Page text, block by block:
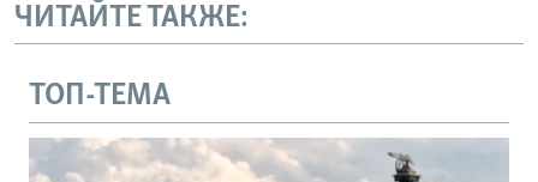
ЧИТАЙТЕ ТАКЖЕ:
ТОП-ТЕМА